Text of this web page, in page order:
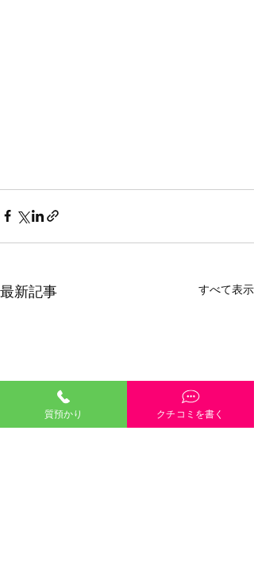
最新記事 すべて表示
質預かり クチコミを書く